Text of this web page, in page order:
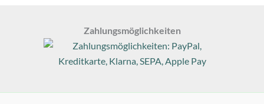
Zahlungsmöglichkeiten